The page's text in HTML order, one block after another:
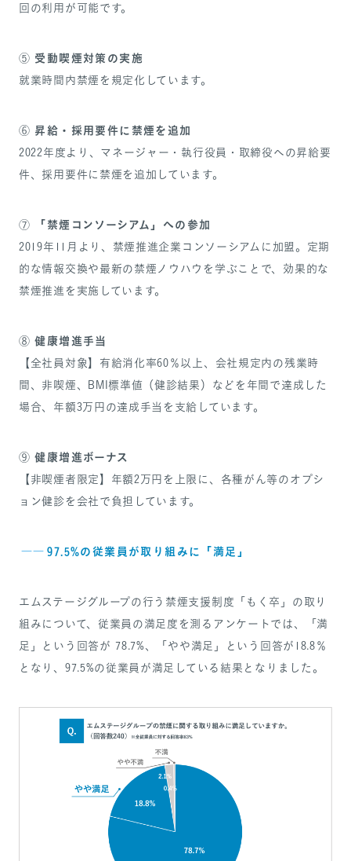
回の利用が可能です。
⑤ 受動喫煙対策の実施
就業時間内禁煙を規定化しています。
⑥ 昇給・採用要件に禁煙を追加
2022年度より、マネージャー・執行役員・取締役への昇給要
件、採用要件に禁煙を追加しています。
⑦ 「禁煙コンソーシアム」への参加
2019年11月より、禁煙推進企業コンソーシアムに加盟。定期
的な情報交換や最新の禁煙ノウハウを学ぶことで、効果的な
禁煙推進を実施しています。
⑧健康増進手当
【全社員対象】有給消化率60％以上、会社規定内の残業時
間、非喫煙、BMI標準値（健診結果）などを年間で達成した
場合、年額3万円の達成手当を支給しています。
⑨健康増進ボーナス
【非喫煙者限定】年額2万円を上限に、各種がん等のオプシ
ョン健診を会社で負担しています。
―― 97.5%の従業員が取り組みに「満足」
エムステージグループの行う禁煙支援制度「もく卒」の取り
組みについて、従業員の満足度を測るアンケートでは、「満
足」という回答が 78.7%、「やや満足」という回答が18.8％
となり、97.5%の従業員が満足している結果となりました。